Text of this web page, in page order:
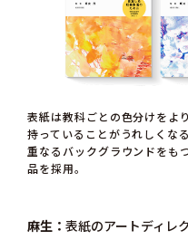
表紙は教科ごとの色分けをよ
持っていることがうれしくな
重なるバックグラウンドをも
品を採用。
麻生
表紙のアートディレ